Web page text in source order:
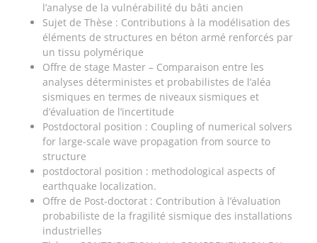
l’analyse de la vulnérabilité du bâti ancien
Sujet de Thèse : Contributions à la modélisation des
éléments de structures en béton armé renforcés par
un tissu polymérique
Offre de stage Master – Comparaison entre les
analyses déterministes et probabilistes de l’aléa
sismiques en termes de niveaux sismiques et
d’évaluation de l’incertitude
Postdoctoral position : Coupling of numerical solvers
for large-scale wave propagation from source to
structure
postdoctoral position : methodological aspects of
earthquake localization.
Offre de Post-doctorat : Contribution à l’évaluation
probabiliste de la fragilité sismique des installations
industrielles